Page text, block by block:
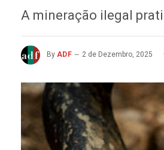
A mineração ilegal
By ADF 2 de Dezembro, 2025